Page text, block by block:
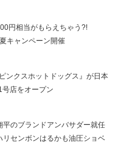
円相当がもらえちゃう?!
キャンペーン開催
ンクスホットドッグス』が日本
店をオープン
平のブランドアンバサダー就任
リセンボンはるかも油圧ショベ